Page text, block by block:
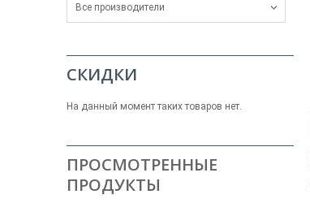
Все производители
СКИДКИ
На данный момент таких товаров нет.
ПРОСМОТРЕННЫЕ
ПРОДУКТЫ